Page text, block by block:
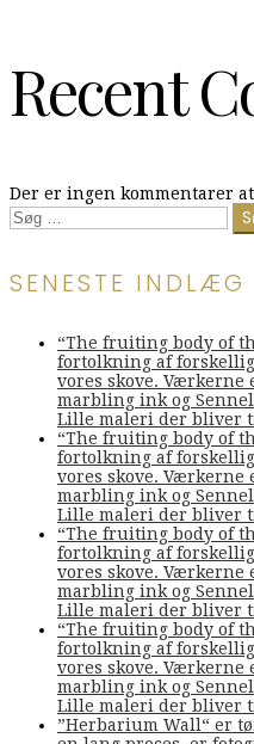
Recent
Der er ingen kommentarer
Søg
efter:
SENESTE INDLÆG
“The fruiting body of
fortolkning af
vores skove. Værkerne
marbling ink og
Lille maleri der bliver
“The fruiting body of
fortolkning af
vores skove. Værkerne
marbling ink og
Lille maleri der bliver
“The fruiting body of
fortolkning af
vores skove. Værkerne
marbling ink og
Lille maleri der bliver
“The fruiting body of
fortolkning af
vores skove. Værkerne
marbling ink og
Lille maleri der bliver
”Herbarium Wall“ er